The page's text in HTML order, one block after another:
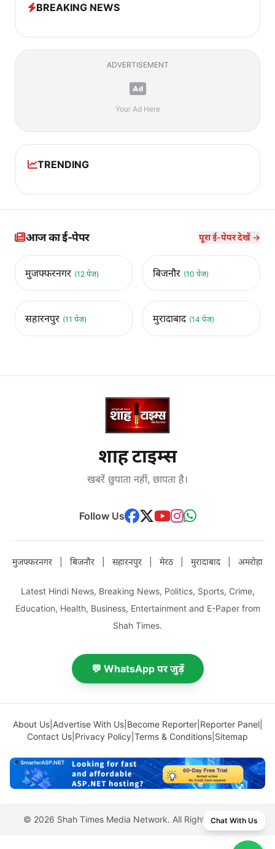
BREAKING NEWS
ADVERTISEMENT
Your Ad Here
TRENDING
आज का ई-पेपर पूरा ई-पेपर देखें →
मुजफ्फरनगर (12 पेज) बिजनौर (10 पेज)
सहारनपुर (11 पेज) मुरादाबाद (14 पेज)
शाह टाइम्स
खबरें छुपाता नहीं, छापता है।
Follow Us
मुजफ्फरनगर बिजनौर सहारनपुर मेरठ मुरादाबाद अमरोहा
Latest Hindi News, Breaking News, Politics, Sports, Crime,
Education, Health, Business, Entertainment and E-Paper from
Shah Times.
💬 WhatsApp पर जुड़ें
About Us| Advertise With Us| Become Reporter| Reporter Panel|
Contact Us Privacy Policy Terms & Conditions Sitemap
© 2026 Shah Times Media Network. All Rights Reserved.
Chat With Us